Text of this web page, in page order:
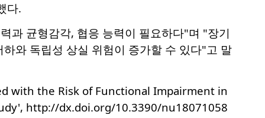
다.
과 균형감각, 협응 능력이 필요하다"며 "장기
와 독립성 상실 위험이 증가할 수 있다"고 말
with the Risk of Functional Impairment in
http://dx.doi.org/10.3390/nu18071058